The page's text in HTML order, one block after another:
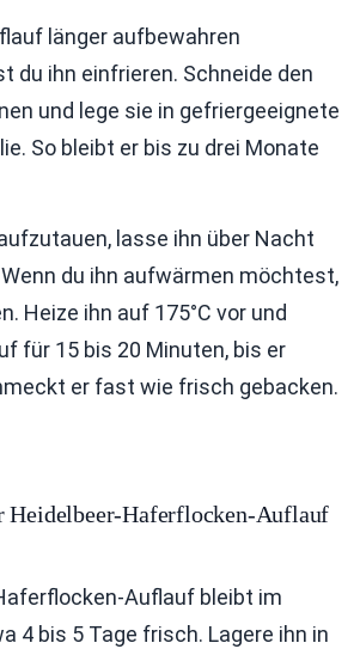
länger aufbewahren
du ihn einfrieren. Schneide den
und lege sie in gefriergeeignete
So bleibt er bis zu drei Monate
lasse ihn über Nacht
du ihn aufwärmen möchtest,
Heize ihn auf 175°C vor und
für 15 bis 20 Minuten, bis er
er fast wie frisch gebacken.
Heidelbeer-Haferflocken-Auflauf
Auflauf bleibt im
4 bis 5 Tage frisch. Lagere ihn in